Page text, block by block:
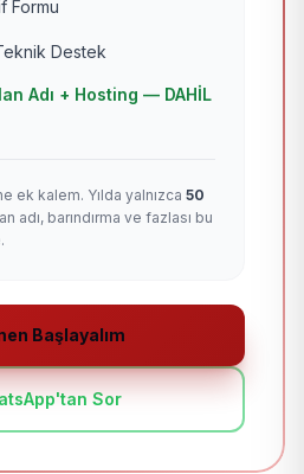
Formu
Destek
Adı + Hosting — DAHİL
ek kalem. Yılda yalnızca 50
adı, barındırma ve fazlası bu
Başlayalım
Sor